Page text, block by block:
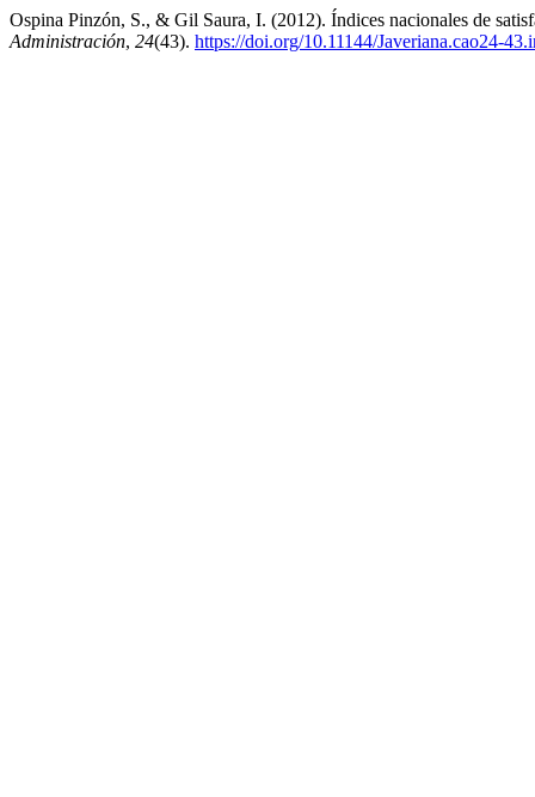
Ospina Pinzón, S., & Gil Saura, I. (2012). Índices nacionales de
Administración, 24(43). https://doi.org/10.11144/Javeriana.cao24-